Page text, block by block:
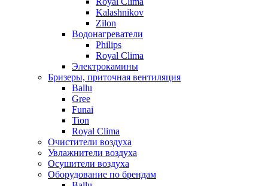
Kalashnikov
Zilon
Водонагреватели
Philips
Royal Clima
Электрокамины
Бризеры, приточная вентиляция
Ballu
Gree
Funai
Tion
Royal Clima
Очистители воздуха
Увлажнители воздуха
Осушители воздуха
Оборудование по брендам